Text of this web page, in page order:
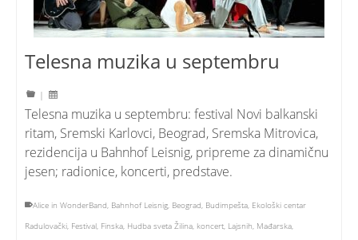
Telesna muzika u septembru
|
Telesna muzika u septembru: festival Novi balkanski
ritam, Sremski Karlovci, Beograd, Sremska Mitrovica,
rezidencija u Bahnhof Leisnig, pripreme za dinamičnu
jesen; radionice, koncerti, predstave.
Alice in WonderBand, Bahnhof Leisnig, Beograd, Budimpešta, Ekološki centar
Radulovački, Festival, Finska, Hudba sveta Žilina, koncert, Lajsnih, Mađarska,